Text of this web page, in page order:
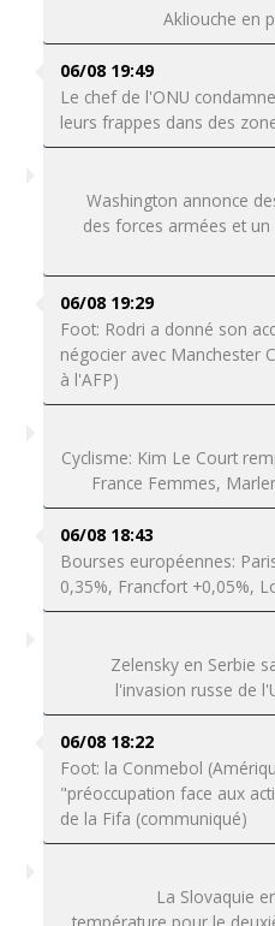
Akliouche en
06/08 19:49
Le chef de l'ONU
leurs frappes dans des
Washington annonce
des forces armées et
06/08 19:29
Foot: Rodri a donné son
négocier avec Manchester
à l'AFP)
Cyclisme: Kim Le Court
France Femmes,
06/08 18:43
Bourses européennes:
0,35%, Francfort +0,05%,
Zelensky en Serbie
l'invasion russe de
06/08 18:22
Foot: la Conmebol
"préoccupation face aux
de la Fifa (communiqué)
La Slovaquie